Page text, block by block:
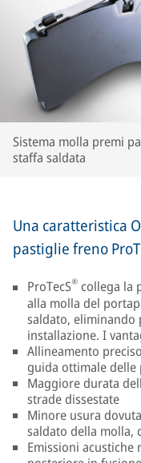
Sistema molla premi
staffa saldata
Una caratteristica
pastiglie freno
ProTecS® collega la
alla molla del
saldato,
installazione. I
Allineamento
guida ottimale delle
Maggiore durata
strade dissestate
Minore usura
saldato della molla,
Emissioni